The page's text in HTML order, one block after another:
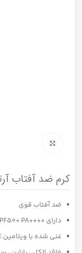
برای
کرم ضد آفتاب
ضد آفتاب قوی
دارای ++++SPF50+ PA
غنی شده با ویتامین E